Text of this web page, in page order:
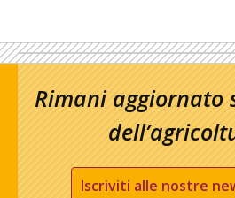
Rimani aggiornato
Iscriviti alle nostre